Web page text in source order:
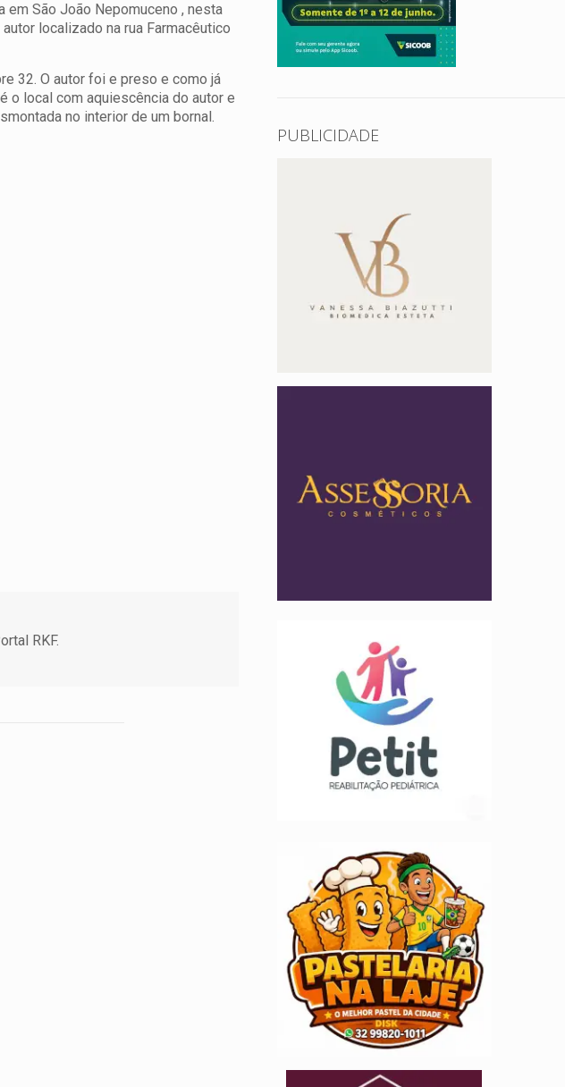
em São João Nepomuceno , nesta
localizado na rua Farmacêutico
32. O autor foi e preso e como já
o local com aquiescência do autor e
no interior de um bornal.
RKF.
PUBLICIDADE